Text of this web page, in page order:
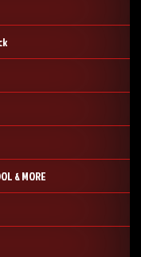
& MORE